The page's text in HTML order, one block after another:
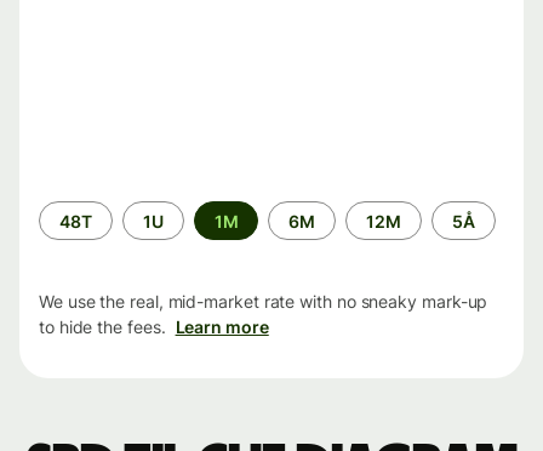
Time
period
48T 1U 1M 6M 12M 5Å
We use the real, mid-market rate with no sneaky mark-up
to hide the fees. Learn more